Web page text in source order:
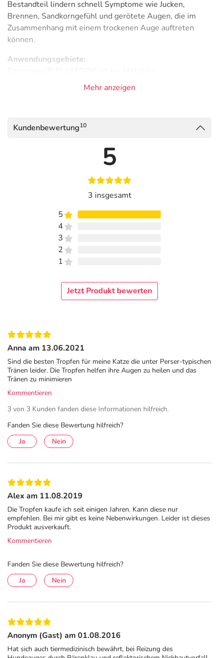
Bestandteil lindern schnell Symptome wie Jucken,
Brennen, Sandkorngefühl und gerötete Augen, die im
Zusammenhang mit einem trockenen Auge auftreten
können.
Anwendungsgebiete:
Heilungsförderung der Hornhaut und eine synthetische
Tränenflüssigkeit. Zur symptomatischen Behandlung von
und Schleimhautläsionen des Auges.
Corneregel® Fluid - Befeuchtet das Auge
Beschleunigt den Heilungsprozess
Unterstützt die Behandlung von Hornhautschädigungen
Mit dem bewährtenWirkstoff Dexpanthenol
Corneregel® Fluid die Regeneration der Strukturen der
Augenoberfläche fördern und sorgt für eine angenehme
und lang anhaltende Befeuchtung des Auges.
Der Wirkstoff Dexpanthenol wird seit Jahrzehnten
erfolgreich bei Verletzungen und Schädigungen von Haut
und kann den natürlichen Heilungsprozess und eine
schnelle Regeneration der verletzten Hornhaut
beschleunigen. Aufgrund der sehr guten Verträglichkeit
ist Dexpanthenol auch zur Langzeitanwendung geeignet.
3 Gründe für trockenen, gereizten Augen
Bildschrimarbeit
Bildschirm unter trockenen, gereizten und
brennenden Augen. Corneregel® Fluid lindert die
Beschwerden und lässt die Arbeit erneut zur Freude
werden.
Für Kontaktlinsenträger sind trockene Augen sehr
unangenehm, da sie den täglichen Tragekomfort
beeinträchtigen. Corneregel® Fluid erhöht spürbar
den Tragekomfort der Linsen den ganzen Tag lang.
Corneregel® Fluid herausgenommen und erst ca.
Umwelteinflüsse
Heizungsluft, Klimaanlagen, aber auch Rauchen und
haben. Dies können Belastungen, wie Symptome
eines trockenen Auges sein.
Häufige Fragen und Antworten
Darf Corneregel® Fluid während Schwangerschaft und
Mehr anzeigen
Kundenbewertung10
5
3 insgesamt
5
4
3
2
1
Jetzt Produkt bewerten
Anna am 13.06.2021
Sind die besten Tropfen für meine Katze die unter Perser-typischen
Tränen leider. Die Tropfen helfen ihre Augen zu heilen und das
Tränen zu minimieren
Kommentieren
3 von 3 Kunden fanden diese Informationen hilfreich.
Fanden Sie diese Bewertung hilfreich?
Ja
Nein
Alex am 11.08.2019
Die Tropfen kaufe ich seit einigen Jahren. Kann diese nur
empfehlen. Bei mir gibt es keine Nebenwirkungen. Leider ist dieses
Produkt ausverkauft.
Kommentieren
Fanden Sie diese Bewertung hilfreich?
Ja
Nein
Anonym (Gast) am 01.08.2016
Hat sich auch tiermedizinisch bewährt, bei Reizung des